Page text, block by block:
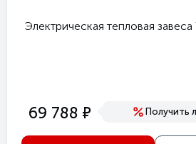
Электрическая тепловая
69 788 е Получить